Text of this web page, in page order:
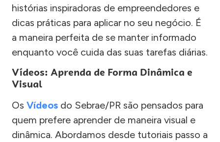
histórias inspiradoras de empreendedores e
dicas práticas para aplicar no seu negócio. É
a maneira perfeita de se manter informado
enquanto você cuida das suas tarefas diárias.
Vídeos: Aprenda de Forma Dinâmica e
Visual
Os Vídeos do Sebrae/PR são pensados para
quem prefere aprender de maneira visual e
dinâmica. Abordamos desde tutoriais passo a